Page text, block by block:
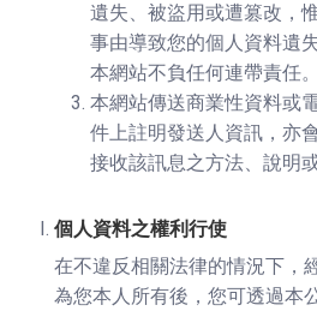
遺失、被盜用或遭篡改，
事由導致您的個人資料遺
本網站不負任何連帶責任。
本網站傳送商業性資料或
件上註明發送人資訊，亦
接收該訊息之方法、說明
個人資料之權利行使
在不違反相關法律的情況下，
為您本人所有後，您可透過本